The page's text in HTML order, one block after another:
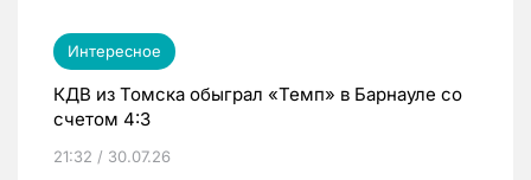
Интересное
КДВ из Томска обыграл «Темп» в Барнауле со
счетом 4:3
21:32 / 30.07.26